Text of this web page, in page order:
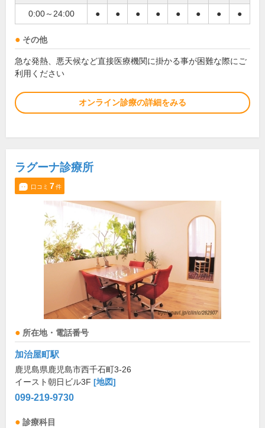
0:00～24:00 ● ● ● ● ● ● ● ●
その他
急な発熱、悪天候など直接医療機関に掛かる事が困難な際にご
利用ください
オンライン診療の詳細をみる
ラグーナ診療所
口コミ 7件
所在地・電話番号
加治屋町駅
鹿児島県鹿児島市西千石町3-26
イースト朝日ビル3F [地図]
099-219-9730
診療科目